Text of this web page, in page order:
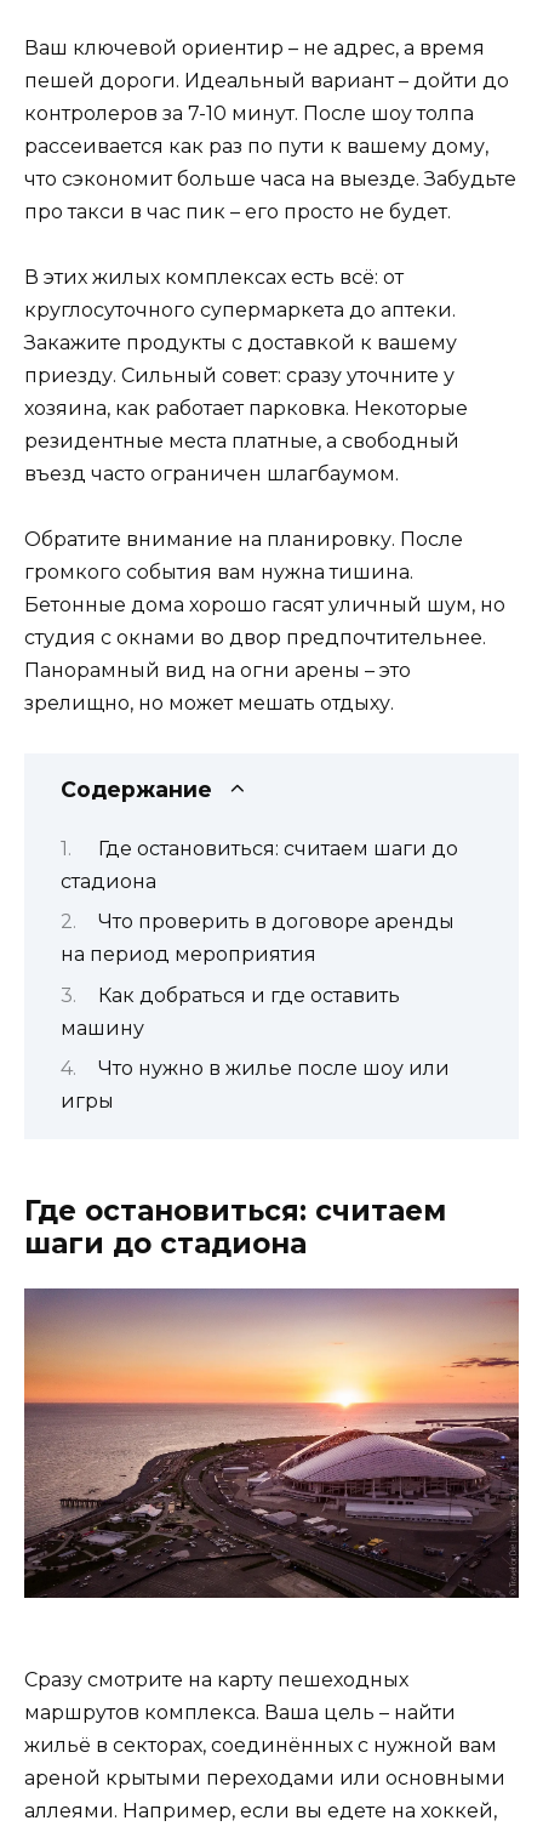
Ваш ключевой ориентир – не адрес, а время
пешей дороги. Идеальный вариант – дойти до
контролеров за 7-10 минут. После шоу толпа
рассеивается как раз по пути к вашему дому,
что сэкономит больше часа на выезде. Забудьте
про такси в час пик – его просто не будет.
В этих жилых комплексах есть всё: от
круглосуточного супермаркета до аптеки.
Закажите продукты с доставкой к вашему
приезду. Сильный совет: сразу уточните у
хозяина, как работает парковка. Некоторые
резидентные места платные, а свободный
въезд часто ограничен шлагбаумом.
Обратите внимание на планировку. После
громкого события вам нужна тишина.
Бетонные дома хорошо гасят уличный шум, но
студия с окнами во двор предпочтительнее.
Панорамный вид на огни арены – это
зрелищно, но может мешать отдыху.
Содержание
Где остановиться: считаем шаги до
стадиона
Что проверить в договоре аренды
на период мероприятия
Как добраться и где оставить
машину
Что нужно в жилье после шоу или
игры
Где остановиться: считаем
шаги до стадиона
Сразу смотрите на карту пешеходных
маршрутов комплекса. Ваша цель – найти
жильё в секторах, соединённых с нужной вам
ареной крытыми переходами или основными
аллеями. Например, если вы едете на хоккей,